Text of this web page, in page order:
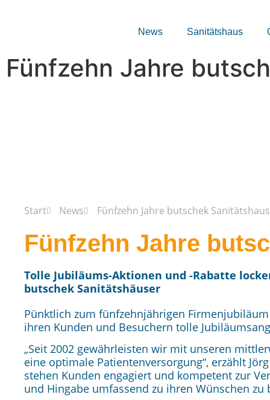
News Sanitätshaus
Fünfzehn Jahre butschek
Fünfzehn Jahre
Start News Fünfzehn Jahre butschek Sanitätshaus
Fünfzehn Jahre
Tolle Jubiläums-Aktionen und -Rabatte
butschek Sanitätshäuser
Pünktlich zum fünfzehnjährigen Firmenjubiläum
ihren Kunden und Besuchern tolle
„Seit 2002 gewährleisten wir mit unseren
eine optimale Patientenversorgung“, erzählt
stehen Kunden engagiert und kompetent zur
und Hingabe umfassend zu ihren Wünschen zu
News Sanitätshaus